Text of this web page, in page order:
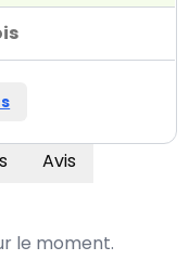
Avis
le moment.